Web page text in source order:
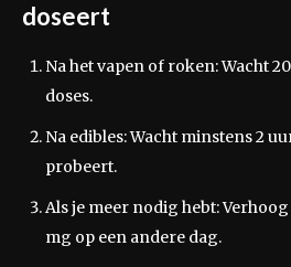
doseert
Na het vapen of roken: Wacht
doses.
Na edibles: Wacht minstens 2
probeert.
Als je meer nodig hebt:
mg op een andere dag.